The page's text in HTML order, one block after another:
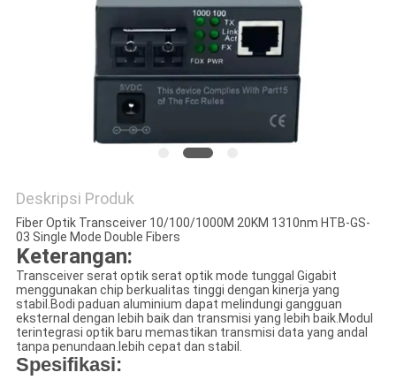
Deskripsi Produk
Fiber Optik Transceiver 10/100/1000M 20KM 1310nm HTB-GS-
03 Single Mode Double Fibers
Keterangan:
Transceiver serat optik serat optik mode tunggal Gigabit
menggunakan chip berkualitas tinggi dengan kinerja yang
stabil.Bodi paduan aluminium dapat melindungi gangguan
eksternal dengan lebih baik dan transmisi yang lebih baik.Modul
terintegrasi optik baru memastikan transmisi data yang andal
tanpa penundaan.lebih cepat dan stabil.
Spesifikasi: